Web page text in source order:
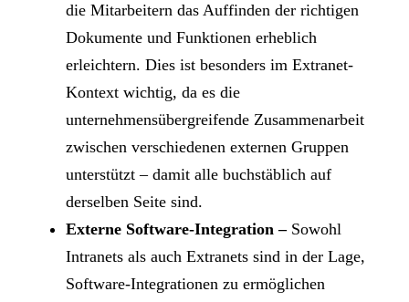
die Mitarbeitern das Auffinden der richtigen
Dokumente und Funktionen erheblich
erleichtern. Dies ist besonders im Extranet-
Kontext wichtig, da es die
unternehmensübergreifende Zusammenarbeit
zwischen verschiedenen externen Gruppen
unterstützt – damit alle buchstäblich auf
derselben Seite sind.
Externe Software-Integration –Sowohl
Intranets als auch Extranets sind in der Lage,
Software-Integrationen zu ermöglichen